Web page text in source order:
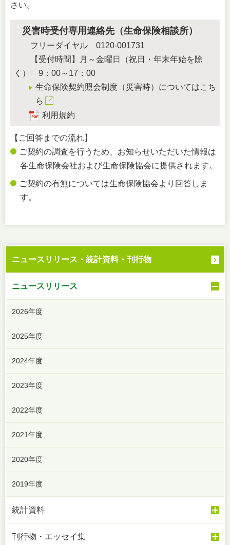
さい。
災害時受付専用連絡先（生命保険相談所）
フリーダイヤル 0120-001731
【受付時間】月～金曜日（祝日・年末年始を除
く） 9：00～17：00
生命保険契約照会制度（災害時）についてはこち
ら
利用規約
【ご回答までの流れ】
ご契約の調査を行うため、お知らせいただいた情報は
各生命保険会社および生命保険協会に提供されます。
ご契約の有無については生命保険協会より回答しま
す。
ニュースリリース・ 統計資料・刊行物
ニュースリリース
2026年度
2025年度
2024年度
2023年度
2022年度
2021年度
2020年度
2019年度
統計資料
刊行物・エッセイ集